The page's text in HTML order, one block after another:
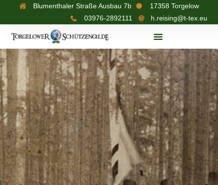
Blumenthaler Straße Ausbau 7b
17358 Torgelow
03976-2892111
h.reising@t-tex.eu